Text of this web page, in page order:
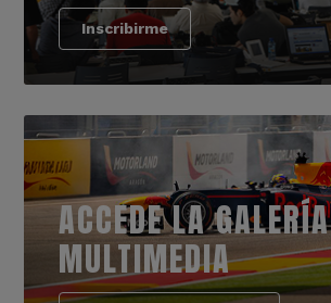
Inscribirme
ACCEDE LA GALERÍA
MULTIMEDIA